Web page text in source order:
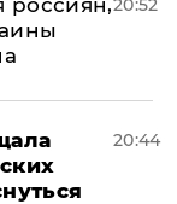
россиян,20:52
20:44